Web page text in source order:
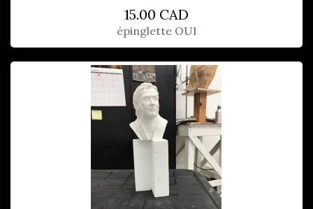
15.00 CAD
épinglette OUI